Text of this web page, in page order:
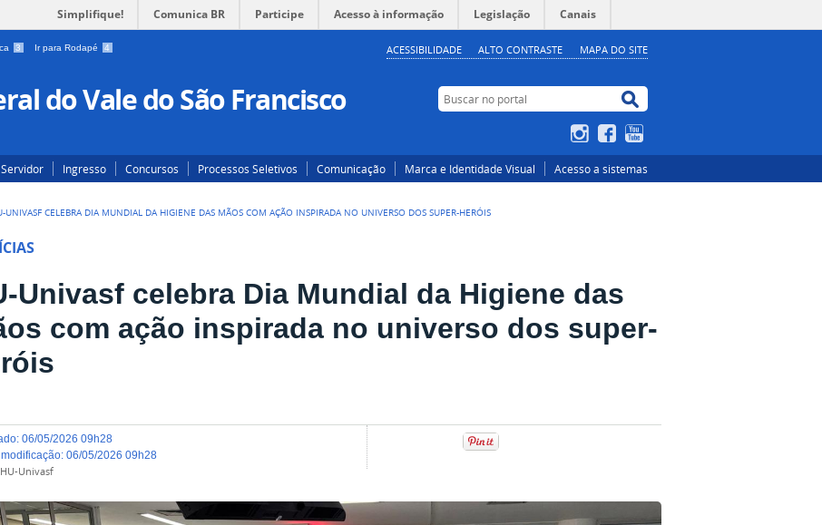
Simplifique! Comunica BR Participe Acesso à informação Legislação Canais
3 Ir para Rodapé 4 ACESSIBILIDADE ALTO CONTRASTE MAPA DO SITE
do Vale do São Francisco Buscar no portal
Buscar no portal
InstagramFacebook
Servidor Ingresso Concursos Processos Seletivos Comunicação Marca e Identidade Visual Acesso a sistemas
UNIVASF CELEBRA DIA MUNDIAL DA HIGIENE DAS MÃOS COM AÇÃO INSPIRADA NO UNIVERSO DOS SUPER-HERÓIS
Univasf celebra Dia Mundial da Higiene das
com ação inspirada no universo dos super-
:06/05/2026 09h28
modificação:06/05/2026 09h28
Univasf